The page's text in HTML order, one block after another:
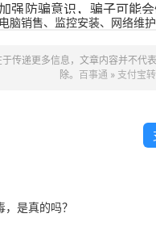
强防骗意识，骗子可能
电脑销售、监控安装、网络维
传递更多信息，文章内容并不代
除。 百事通 » 支付宝
是真的吗？